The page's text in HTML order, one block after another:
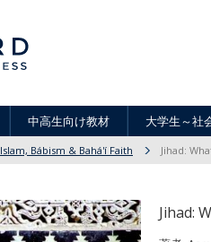
中高生向け教材 大学生～社
Islam, Bábism & Bahá'í Faith Jihad:
Jihad: